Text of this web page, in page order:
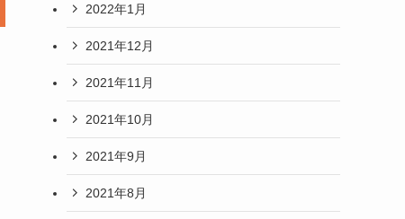
2022年1月
2021年12月
2021年11月
2021年10月
2021年9月
2021年8月